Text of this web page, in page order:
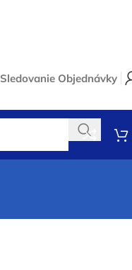
Sledovanie Objednávky